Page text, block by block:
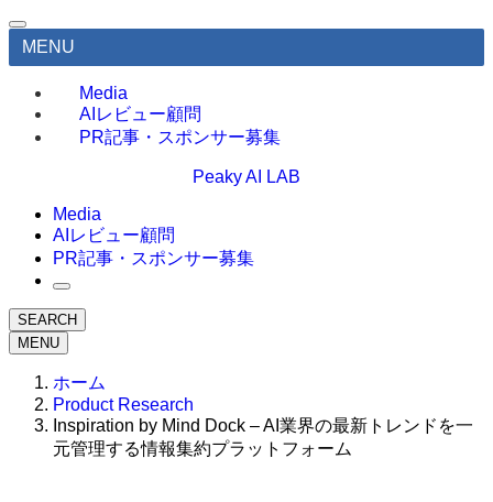
MENU
Media
AIレビュー顧問
PR記事・スポンサー募集
Peaky AI LAB
Media
AIレビュー顧問
PR記事・スポンサー募集
SEARCH
MENU
ホーム
Product Research
Inspiration by Mind Dock – AI業界の最新トレンドを一
元管理する情報集約プラットフォーム